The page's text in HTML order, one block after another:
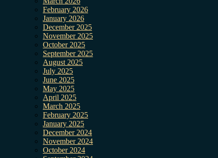
February 2026
January 2026
December 2025
November 2025
October 2025
September 2025
August 2025
July 2025
June 2025
May 2025
April 2025
March 2025
February 2025
January 2025
December 2024
November 2024
October 2024